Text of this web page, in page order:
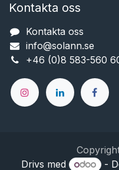
Kontakta oss
Kontakta oss
info@solann.se​​​​​​
+46 (0)8 583-560
Drivs med
-